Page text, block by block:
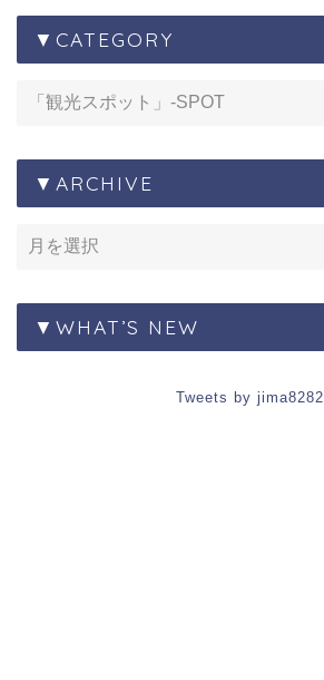
▼CATEGORY
▼ARCHIVE
▼WHAT’S NEW
Tweets by jima8282